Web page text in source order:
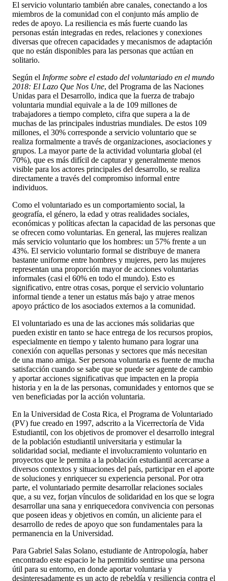
El servicio voluntario también abre canales, conectando a los
miembros de la comunidad con el conjunto más amplio de
redes de apoyo. La resiliencia es más fuerte cuando las
personas están integradas en redes, relaciones y conexiones
diversas que ofrecen capacidades y mecanismos de adaptación
que no están disponibles para las personas que actúan en
solitario.
Según el Informe sobre el estado del voluntariado en el mundo
2018: El Lazo Que Nos Une, del Programa de las Naciones
Unidas para el Desarrollo, indica que la fuerza de trabajo
voluntaria mundial equivale a la de 109 millones de
trabajadores a tiempo completo, cifra que supera a la de
muchas de las principales industrias mundiales. De estos 109
millones, el 30% corresponde a servicio voluntario que se
realiza formalmente a través de organizaciones, asociaciones y
grupos. La mayor parte de la actividad voluntaria global (el
70%), que es más difícil de capturar y generalmente menos
visible para los actores principales del desarrollo, se realiza
directamente a través del compromiso informal entre
individuos.
Como el voluntariado es un comportamiento social, la
geografía, el género, la edad y otras realidades sociales,
económicas y políticas afectan la capacidad de las personas que
se ofrecen como voluntarias. En general, las mujeres realizan
más servicio voluntario que los hombres: un 57% frente a un
43%. El servicio voluntario formal se distribuye de manera
bastante uniforme entre hombres y mujeres, pero las mujeres
representan una proporción mayor de acciones voluntarias
informales (casi el 60% en todo el mundo). Esto es
significativo, entre otras cosas, porque el servicio voluntario
informal tiende a tener un estatus más bajo y atrae menos
apoyo práctico de los asociados externos a la comunidad.
El voluntariado es una de las acciones más solidarias que
pueden existir en tanto se hace entrega de los recursos propios,
especialmente en tiempo y talento humano para lograr una
conexión con aquellas personas y sectores que más necesitan
de una mano amiga. Ser persona voluntaria es fuente de mucha
satisfacción cuando se sabe que se puede ser agente de cambio
y aportar acciones significativas que impacten en la propia
historia y en la de las personas, comunidades y entornos que se
ven beneficiadas por la acción voluntaria.
En la Universidad de Costa Rica, el Programa de Voluntariado
(PV) fue creado en 1997, adscrito a la Vicerrectoría de Vida
Estudiantil, con los objetivos de promover el desarrollo integral
de la población estudiantil universitaria y estimular la
solidaridad social, mediante el involucramiento voluntario en
proyectos que le permita a la población estudiantil acercarse a
diversos contextos y situaciones del país, participar en el aporte
de soluciones y enriquecer su experiencia personal. Por otra
parte, el voluntariado permite desarrollar relaciones sociales
que, a su vez, forjan vínculos de solidaridad en los que se logra
desarrollar una sana y enriquecedora convivencia con personas
que poseen ideas y objetivos en común, un aliciente para el
desarrollo de redes de apoyo que son fundamentales para la
permanencia en la Universidad.
Para Gabriel Salas Solano, estudiante de Antropología, haber
encontrado este espacio le ha permitido sentirse una persona
útil para su entorno, en donde aportar voluntaria y
desinteresadamente es un acto de rebeldía y resiliencia contra el